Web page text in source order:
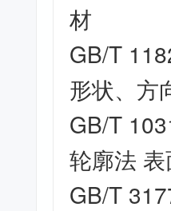
材
GB/T
形状、方
GB/T
轮廓法
GB/T